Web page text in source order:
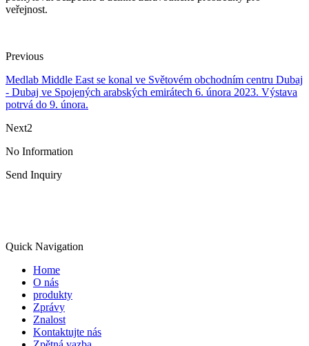
veřejnost.
Previous
Medlab Middle East se konal ve Světovém obchodním centru Dubaj
- Dubaj ve Spojených arabských emirátech 6. února 2023. Výstava
potrvá do 9. února.
Next2
No Information
Send Inquiry
Quick Navigation
Home
O nás
produkty
Zprávy
Znalost
Kontaktujte nás